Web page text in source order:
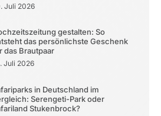
Juli 2026
gestalten: So
das persönlichste Geschenk
das Brautpaar
Juli 2026
in Deutschland im
Serengeti-Park oder
Stukenbrock?